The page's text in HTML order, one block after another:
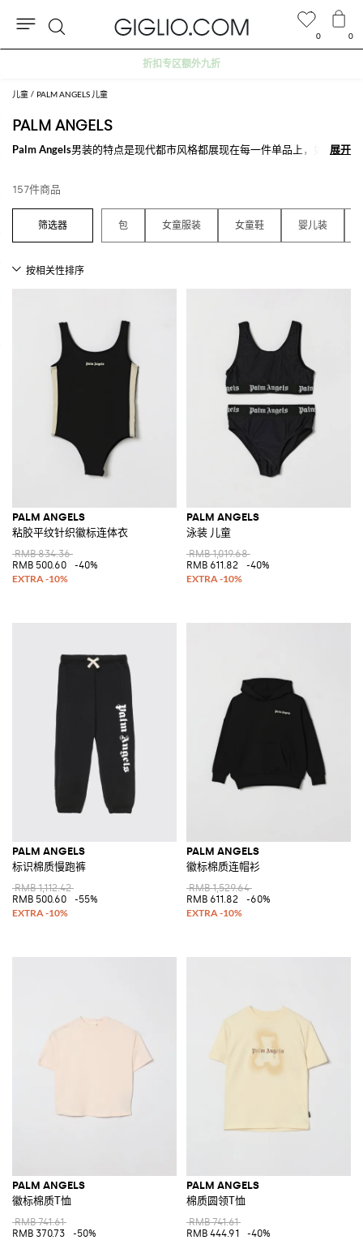
儿童 PALM ANGELS 儿童
PALM ANGELS
Palm Angels男装的特点是现代都市风格都展现在每一件单品上，如卫
防盗扣装饰在帽子，针织衫和卫衣上。
探索我们的Palm Angels男装，购买最适合你风格的单品满500€免费配送
就在Giglio.com。
展开
展开
157件商品
包 女童服装 女童鞋 婴儿装
PALM ANGELS
粘胶平纹针织徽标连体衣
RMB 834.36
RMB 500.60
-40%
PALM ANGELS
泳装 儿童
RMB 1,019.68
RMB 611.82
-40%
PALM ANGELS
标识棉质慢跑裤
RMB 1,112.42
RMB 500.60
-55%
PALM ANGELS
徽标棉质连帽衫
RMB 1,529.64
RMB 611.82
-60%
PALM ANGELS
徽标棉质T恤
RMB 741.61
RMB 370.73
-50%
PALM ANGELS
棉质圆领T恤
RMB 741.61
RMB 444.91
-40%
0 0
折扣专区额外九折